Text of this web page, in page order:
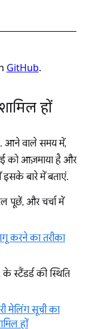
हों
आने वाले समय में,
को आज़माया है और
बारे में बताएं.
पूछें, और चर्चा में
करने का तरीका
स्टैंडर्ड की स्थिति
मेलिंग सूची का
हों